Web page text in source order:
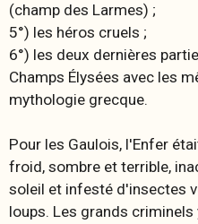
(champ des Larmes) ;
5°) les héros cruels ;
6°) les deux dernières
Champs Élysées avec les
mythologie grecque.
Pour les Gaulois, l'Enfer
froid, sombre et terrible,
soleil et infesté d'insectes
loups. Les grands